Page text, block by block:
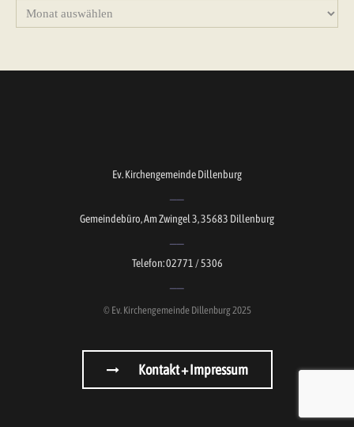
Archiv
Ev. Kirchengemeinde Dillenburg
Gemeindebüro, Am Zwingel 3, 35683 Dillenburg
Telefon: 02771 / 5306
© Ev. Kirchengemeinde Dillenburg 2025
Kontakt + Impressum